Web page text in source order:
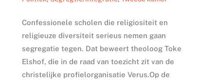
Confessionele scholen die religiositeit en
religieuze diversiteit serieus nemen gaan
segregatie tegen. Dat beweert theoloog Toke
Elshof, die in de raad van toezicht zit van de
christelijke profielorganisatie Verus.Op de